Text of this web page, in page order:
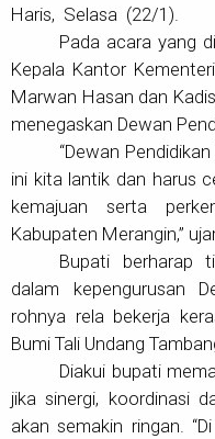
Haris, Selasa (22/1).
Pada acara yang
Kepala Kantor
Marwan Hasan dan
menegaskan Dewan
“Dewan
ini kita lantik dan harus
kemajuan serta
Kabupaten Merangin,”
Bupati berharap
dalam kepengurusan
rohnya rela bekerja
Bumi Tali Undang
Diakui bupati
jika sinergi, koordinasi
akan semakin ringan.